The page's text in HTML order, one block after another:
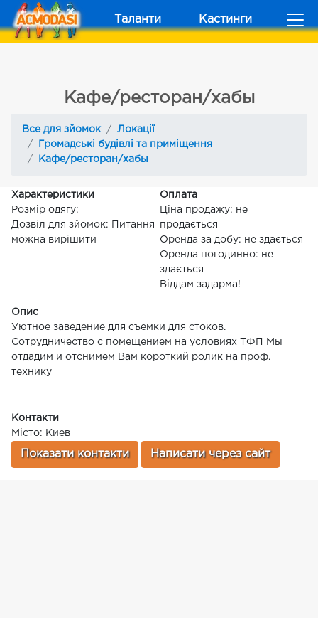
Таланти Кастинги
Кафе/ресторан/хабы
Все для зйомок
Локації
Громадські будівлі та приміщення
Кафе/ресторан/хабы
Характеристики
Розмір одягу:
Дозвіл для зйомок: Питання
можна вирішити
Оплата
Ціна продажу: не
продається
Оренда за добу: не здається
Оренда погодинно: не
здається
Віддам задарма!
Опис
Уютное заведение для съемки для стоков.
Сотрудничество с помещением на условиях ТФП Мы
отдадим и отснимем Вам короткий ролик на проф.
технику
Контакти
Місто: Киев
Показати контакти Написати через сайт